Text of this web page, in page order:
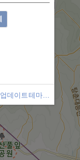
2024년 7월 스마트서울맵 신규 및 업데이트 테마(2024-08-02)